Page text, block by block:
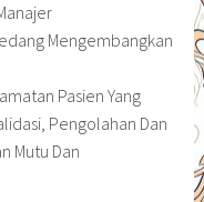
Mengembangkan
Pasien Yang
Pengolahan Dan
Mutu Dan